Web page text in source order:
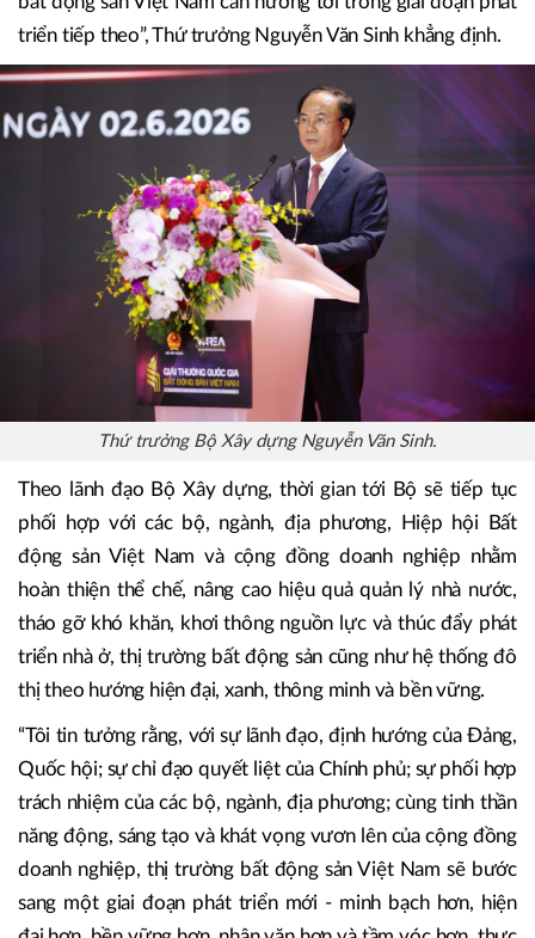
đầu tư, kinh doanh mà còn đề cao các giá trị đổi mới sáng
tạo, chuyển đổi số, phát triển xanh, phát triển nhà ở xã hội,
nhà ở cho thuê, trách nhiệm cộng đồng và phát triển bền
vững. Đây chính là những chuẩn mực mới mà thị trường
bất động sản Việt Nam cần hướng tới trong giai đoạn phát
triển tiếp theo”, Thứ trưởng Nguyễn Văn Sinh khẳng định.
Thứ trưởng Bộ Xây dựng Nguyễn Văn Sinh.
Theo lãnh đạo Bộ Xây dựng, thời gian tới Bộ sẽ tiếp tục
phối hợp với các bộ, ngành, địa phương, Hiệp hội Bất
hoàn thiện thể chế, nâng cao hiệu quả quản lý nhà nước,
tháo gỡ khó khăn, khơi thông nguồn lực và thúc đẩy phát
triển nhà ở, thị trường bất động sản cũng như hệ thống đô
thị theo hướng hiện đại, xanh, thông minh và bền vững.
“Tôi tin tưởng rằng, với sự lãnh đạo, định hướng của Đảng,
Quốc hội; sự chỉ đạo quyết liệt của Chính phủ; sự phối hợp